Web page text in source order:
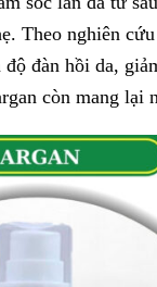
Theo nghiên
đàn hồi da,
còn mang lại